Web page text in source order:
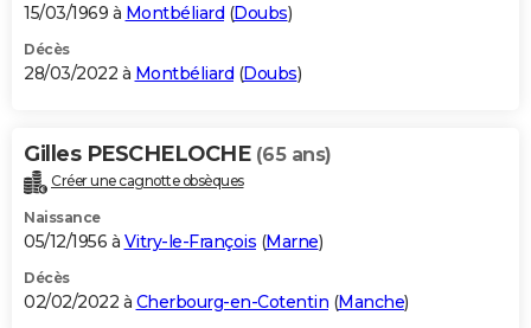
GUIDES D'ACHAT
BONS PLANS
Carte de Noël
Carte Bonne année
Carte Saint-Valentin
Carte Pâques
Carte d'anniversaire
DICTIONNAIRE
Dictionnaire
Biographies
Citations
Expressions
Proverbes
PROGRAMME TV
S'inscrire
Se connecter
Lycées
Collèges
Primaires
Universités
Entreprises
Service militaire
Avis de recherche
AVIS DE DÉCÈS
15/03/1969 à Montbéliard (Doubs)
Décès
28/03/2022 à Montbéliard (Doubs)
Gilles PESCHELOCHE (65 ans)
Créer une cagnotte obsèques
Naissance
05/12/1956 à Vitry-le-François (Marne)
Décès
02/02/2022 à Cherbourg-en-Cotentin (Manche)